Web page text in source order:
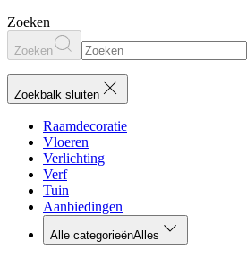
Zoeken
Zoeken
Zoekbalk sluiten
Raamdecoratie
Vloeren
Verlichting
Verf
Tuin
Aanbiedingen
Alle categorieënAlles